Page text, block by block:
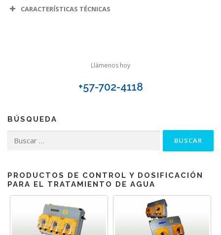
CARACTERÍSTICAS TÉCNICAS
Q MÁX
2 ”
2 ”1/2 50 55 25
sesenta y
4 ” 100 120 120
60
6 “
150 300 300
Llámenos hoy
+57-702-4118
BÚSQUEDA
PRODUCTOS DE CONTROL Y DOSIFICACIÓN
PARA EL TRATAMIENTO DE AGUA